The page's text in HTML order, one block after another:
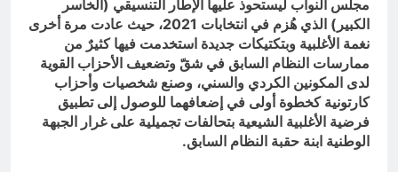
مجلس النواب ليستحوذ عليها الإطار التنسيقي (الخاسر
الكبير) الذي هُزم في انتخابات 2021، حيث عادت مرة أخرى
نغمة الأغلبية وبتكتيكات جديدة استخدمت فيها كثيرٌ من
ممارسات النظام السابق في شقّ وتضعيف الأحزاب القوية
لدى المكونين الكردي والسني، وصنع شخصيات وأحزاب
كارتونية كخطوة أولى في إضعافهما للوصول إلى تطبيق
فرضية الأغلبية الشيعية بتحالفات تجميلية على غرار الجبهة
الوطنية ابنة حقبة النظام السابق.